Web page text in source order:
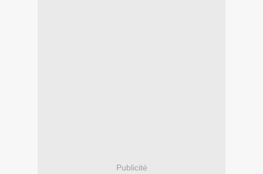
Publicité